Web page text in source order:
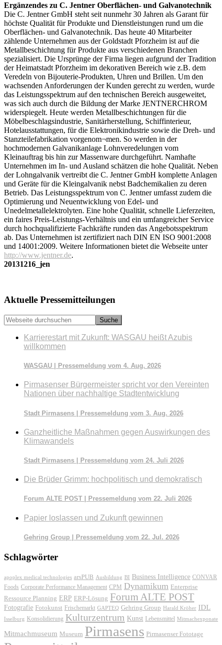
Ergänzendes zu C. Jentner Oberflächen- und Galvanotechnik
Die C. Jentner GmbH steht seit nunmehr 30 Jahren als Garant für
höchste Qualität für Produkte und Dienstleistungen rund um die
Oberflächen- und Galvanotechnik. Das heute 40 Mitarbeiter
zählende Unternehmen aus der Goldstadt Pforzheim ist auf die
Metallbeschichtung für Produkte aus verschiedenen Branchen
spezialisiert. Die Ursprünge der Firma liegen aufgrund der Tradition
der Heimatstadt Pforzheim im dekorativen Bereich wie z.B. dem
Veredeln von Bijouterie-Produkten, Uhren und Brillen. Um den
wachsenden Anforderungen der Kunden gerecht zu werden, wurde
das Leistungsspektrum auf den technischen Bereich ausgeweitet,
was sich auch durch die Bildung der Marke JENTNERCHROM
widerspiegelt. Heute werden Metallbeschichtungen für die
Möbelbeschlagsindustrie, Sanitärherstellung, Schiffinterieur,
Hotelausstattungen, für die Elektronikindustrie sowie die Dreh- und
Stanzteilefabrikation vorgenom¬men. So werden in der
hochmodernen Galvanikanlage Lohnveredelungen vom
Kleinauftrag bis hin zur Massenware durchgeführt. Namhafte
Unternehmen im In- und Ausland schätzen die hohe Qualität. Neben
der Lohngalvanik vertreibt die C. Jentner GmbH komplette Anlagen
und Geräte für die Kleingalvanik nebst Badchemikalien zu deren
Betrieb. Das Leistungsspektrum von C. Jentner umfasst zudem die
Optimierung und Neuentwicklung von Edel- und
Unedelmetallelektrolyten. Eine hohe Qualität, schnelle Lieferzeiten,
ein faires Preis-Leistungs-Verhältnis und ein umfangreicher Service
durch hochqualifizierte Fachkräfte runden das Angebotsspektrum
ab. Das Unternehmen ist zertifiziert nach DIN EN ISO 9001:2008
und 14001:2009. Weitere Informationen bietet die Webseite unter
http://www.jentner.de.
20131216_jen
Seitenspalte
Aktuelle Pressemitteilungen
Webseite
durchsuchen
Karrierestart mit Zukunft: WASGAU heißt Azubis
willkommen
WASGAU | Pressemeldung vom 4. Aug. 2026
Pirmasenser Bürgermeister spricht vor den Vereinten
Nationen über nachhaltige Stadtentwicklung
Stadt Pirmasens | Pressemeldung vom 3. Aug. 2026
Ganzheitliche Maßnahmen gegen Auswirkungen des
Klimawandels
Stadt Pirmasens | Pressemeldung vom 24. Juli 2026
Die Brüder Grimm: hochpolitisch und demokratisch
Forum ALTE POST | Pressemeldung vom 22. Juli 2026
Papier loslassen und Zukunft gewinnen
Gehring Group | Pressemeldung vom 22. Jul. 2026
Schlagwörter
apoplex medical technologies arsPUB Ausbildung BI Business Intelligence CONVAR
Foods Corporate Performance Management CPM Dynamikum Enterprise
Ressource Planning ERP ERP-Lösung Forum ALTE POST
Fotografie Fotokunst Frischemarkt GAPTEQ Gehring Group Harald Kröher IDL
Isselburg Konsolidierung Kulturzentrum Kunst Lebensmittel Mitmachexponate
Mitmachmuseum Museum Pirmasens Pirmasenser Fototage